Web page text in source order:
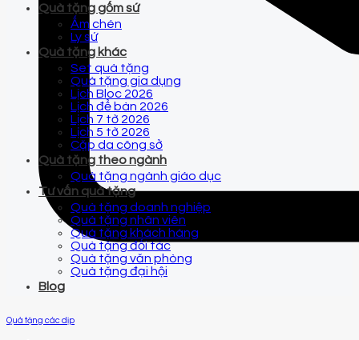
Quà tặng gốm sứ
Ấm chén
Ly sứ
Quà tặng khác
Set quà tặng
Quà tặng gia dụng
Lịch Bloc 2026
Lịch để bàn 2026
Lịch 7 tờ 2026
Lịch 5 tờ 2026
Cặp da công sở
Quà tặng theo ngành
Quà tặng ngành giáo dục
Tư vấn quà tặng
Quà tặng doanh nghiệp
Quà tặng nhân viên
Quà tặng khách hàng
Quà tặng đối tác
Quà tặng văn phòng
Quà tặng đại hội
Blog
Quà tặng các dịp